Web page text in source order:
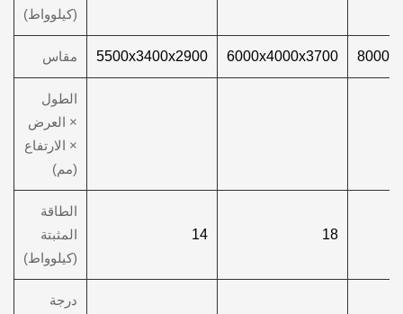
(كيلوواط)
مقاس 5500x3400x2900 6000x4000x3700
الطول
× العرض
× الارتفاع
(مم)
الطاقة
المثبتة
(كيلوواط)
14 18
درجة